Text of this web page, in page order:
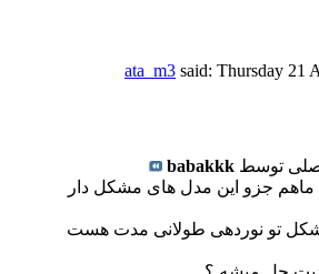
ata_m3 said: Thursday 21
توسط babakkk
ماهم جزو این مدل های مشکل دار
تو نوردهی طولانی مدت هست